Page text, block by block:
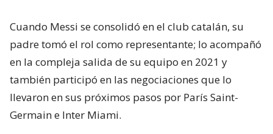
Cuando Messi se consolidó en el club catalán, su
padre tomó el rol como representante; lo acompañó
en la compleja salida de su equipo en 2021 y
también participó en las negociaciones que lo
llevaron en sus próximos pasos por París Saint-
Germain e Inter Miami.